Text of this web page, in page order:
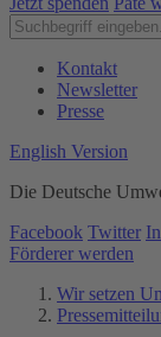
Kontakt
Newsletter
Presse
English Version
Die Deutsche
Facebook Twitter
Förderer werden
Wir setzen